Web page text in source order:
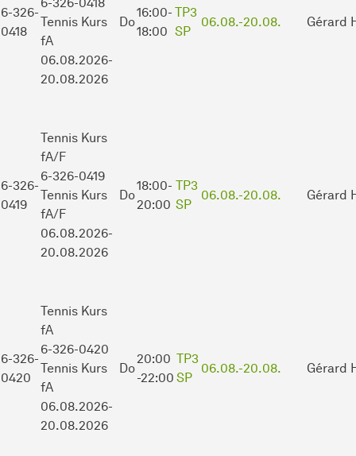
6-326-
0418
Tennis Kurs
fA
06.08.2026-
20.08.2026
Do
16:00-
18:00
TP3
SP
06.08.-20.08. Gérard
6-326-
0419
Tennis Kurs
fA/F
6-326-0419
Tennis Kurs
fA/F
06.08.2026-
20.08.2026
Do
18:00-
20:00
TP3
SP
06.08.-20.08. Gérard
6-326-
0420
Tennis Kurs
fA
6-326-0420
Tennis Kurs
fA
06.08.2026-
20.08.2026
Do
20:00
-22:00
TP3
SP
06.08.-20.08. Gérard